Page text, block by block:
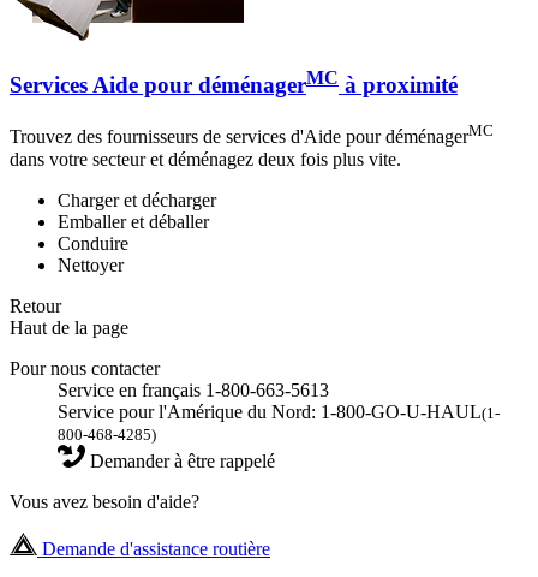
Services Aide pour déménagerMC à proximité
Trouvez des fournisseurs de services d'Aide pour déménagerMC
dans votre secteur et déménagez deux fois plus vite.
Charger et décharger
Emballer et déballer
Conduire
Nettoyer
Retour
Haut de la page
Pour nous contacter
Service en français 1-800-663-5613
Service pour l'Amérique du Nord: 1-800-GO-U-HAUL(1-
800-468-4285)
Demander à être rappelé
Vous avez besoin d'aide?
Demande d'assistance routière